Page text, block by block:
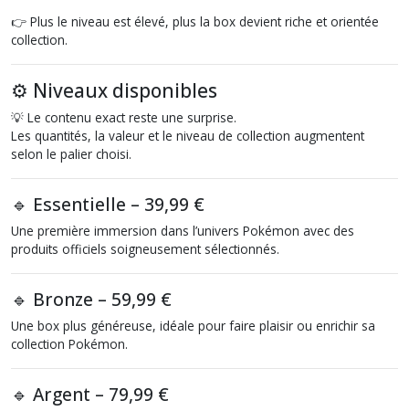
👉 Plus le niveau est élevé, plus la box devient riche et orientée
collection.
⚙️ Niveaux disponibles
💡 Le contenu exact reste une surprise.
Les quantités, la valeur et le niveau de collection augmentent
selon le palier choisi.
🔹 Essentielle – 39,99 €
Une première immersion dans l’univers Pokémon avec des
produits officiels soigneusement sélectionnés.
🔹 Bronze – 59,99 €
Une box plus généreuse, idéale pour faire plaisir ou enrichir sa
collection Pokémon.
🔹 Argent – 79,99 €